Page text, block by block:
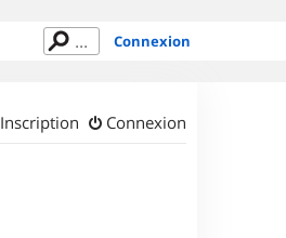
Connexion
Connexion
Inscription